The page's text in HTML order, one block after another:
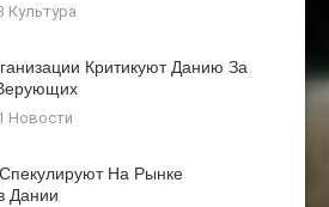
Культура
Критикуют Данию За
Новости
На Рынке
Дании